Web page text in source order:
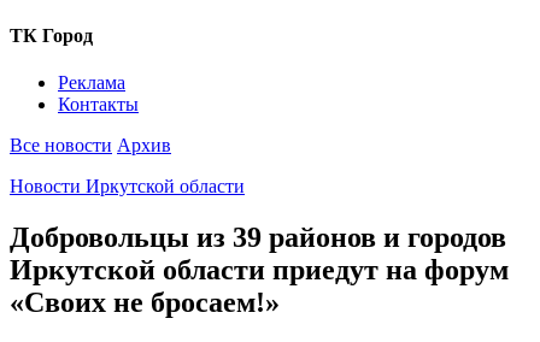
ТК Город
Реклама
Контакты
Все новости Архив
Новости Иркутской области
Добровольцы из 39 районов и городов
Иркутской области приедут на форум
«Своих не бросаем!»